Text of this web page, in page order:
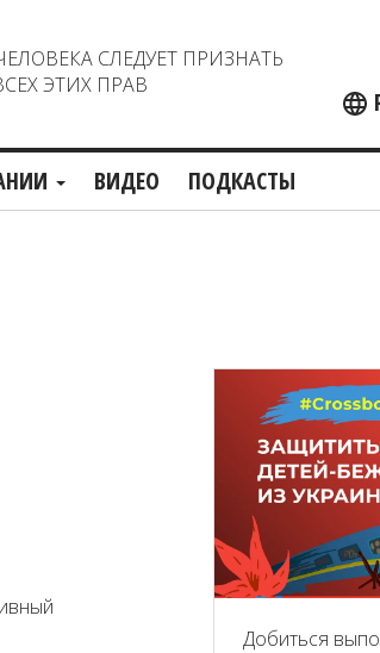
СЛЕДУЕТ ПРИЗНАТЬ
ЭТИХ ПРАВ
ВИДЕО ПОДКАСТЫ
Добиться